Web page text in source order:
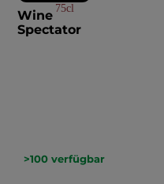
Wine
Spectator
>100 verfügbar